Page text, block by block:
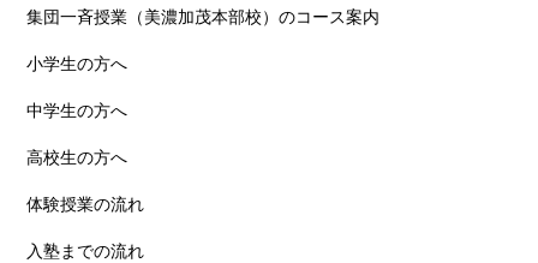
集団一斉授業（美濃加茂本部校）のコース案内
小学生の方へ
中学生の方へ
高校生の方へ
体験授業の流れ
入塾までの流れ